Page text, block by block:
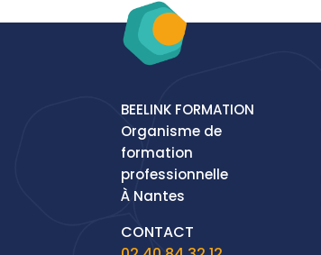
BEELINK FORMATION
Organisme de
formation
professionnelle
À Nantes
CONTACT